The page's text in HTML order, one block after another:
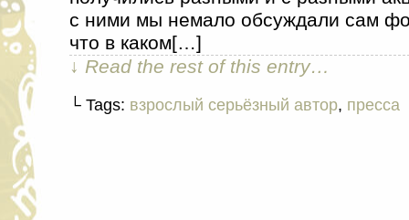
с ними мы немало обсуждали сам
что в каком[…]
↓ Read the rest of this entry…
└ Tags: взрослый серьёзный автор, пресса